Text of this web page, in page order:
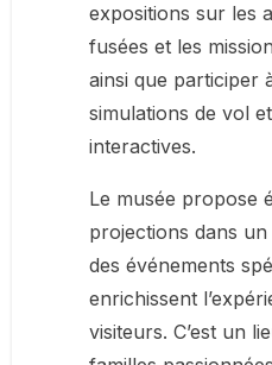
expositions sur les
fusées et les
ainsi que participer
simulations de vol
interactives.
Le musée propose
projections dans
des événements
enrichissent
visiteurs. C’est un